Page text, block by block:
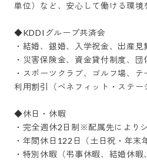
単位）など、安心して働ける環境
◆KDDIグループ共済会
・結婚、銀婚、入学祝金、出産見
・災害保険金、資金貸付制度、団
・スポーツクラブ、ゴルフ場、
利用割引（ベネフィット・ステー
◆休日・休暇
・完全週休2日制※配属先により
・年間休日122日（土日祝・年末
・特別休暇（弔事休暇、結婚休